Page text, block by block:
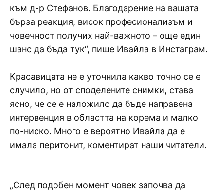
към д-р Стефанов. Благодарение на вашата
бърза реакция, висок професионализъм и
човечност получих най-важното – още един
шанс да бъда тук“, пише Ивайла в Инстаграм.
Красавицата не е уточнила какво точно се е
случило, но от споделените снимки, става
ясно, че се е наложило да бъде направена
интервенция в областта на корема и малко
по-ниско. Много е вероятно Ивайла да е
имала перитонит, коментират наши читатели.
„След подобен момент човек започва да